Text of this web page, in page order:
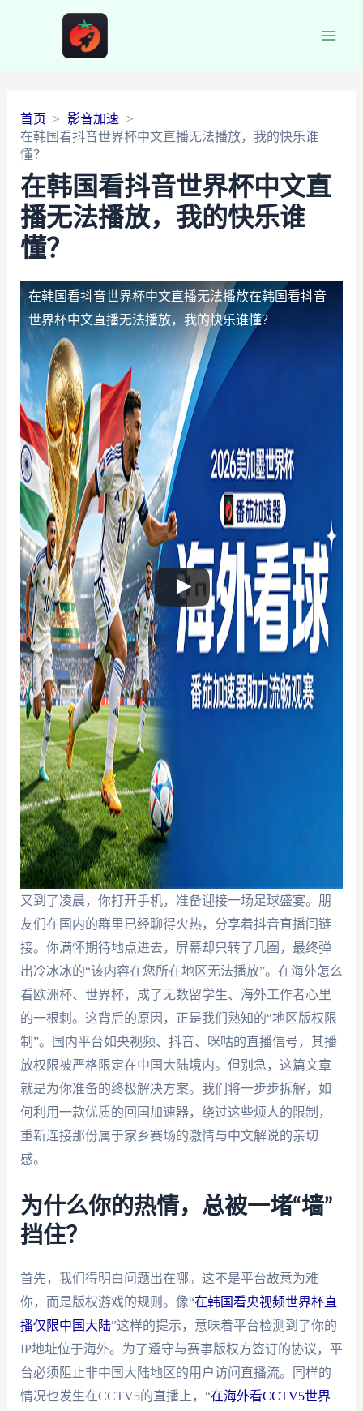
首页
影音加速
在韩国看抖音世界杯中文直播无法播放，我的快乐谁
懂？
在韩国看抖音世界杯中文直
播无法播放，我的快乐谁
懂？
在韩国看抖音世界杯中文直播无法播放在韩国看抖音
世界杯中文直播无法播放，我的快乐谁懂？
又到了凌晨，你打开手机，准备迎接一场足球盛宴。朋
友们在国内的群里已经聊得火热，分享着抖音直播间链
接。你满怀期待地点进去，屏幕却只转了几圈，最终弹
出冷冰冰的“该内容在您所在地区无法播放”。在海外怎么
看欧洲杯、世界杯，成了无数留学生、海外工作者心里
的一根刺。这背后的原因，正是我们熟知的“地区版权限
制”。国内平台如央视频、抖音、咪咕的直播信号，其播
放权限被严格限定在中国大陆境内。但别急，这篇文章
就是为你准备的终极解决方案。我们将一步步拆解，如
何利用一款优质的回国加速器，绕过这些烦人的限制，
重新连接那份属于家乡赛场的激情与中文解说的亲切
感。
为什么你的热情，总被一堵“墙”
挡住？
首先，我们得明白问题出在哪。这不是平台故意为难
你，而是版权游戏的规则。像“在韩国看央视频世界杯直
播仅限中国大陆”这样的提示，意味着平台检测到了你的
IP地址位于海外。为了遵守与赛事版权方签订的协议，平
台必须阻止非中国大陆地区的用户访问直播流。同样的
情况也发生在CCTV5的直播上，“在海外看CCTV5世界